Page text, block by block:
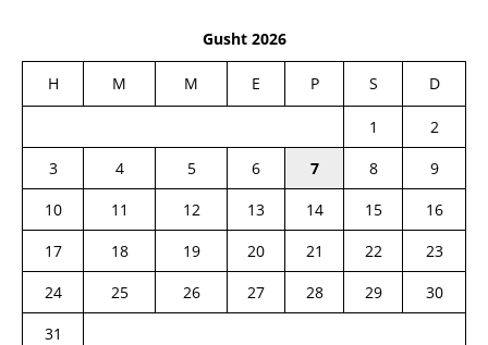
Gusht 2026
H M M E P S D
1
2
3
4 5 6 7 8
9
10
11 12 13 14 15
16
17
18 19 20 21 22
23
24
25 26 27 28 29
30
31